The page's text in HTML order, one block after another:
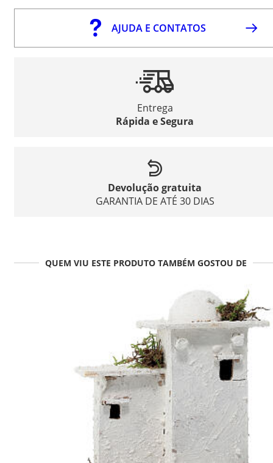
AJUDA E CONTATOS
Entrega
Rápida e Segura
Devolução gratuita
GARANTIA DE ATÉ 30 DIAS
QUEM VIU ESTE PRODUTO TAMBÉM GOSTOU DE